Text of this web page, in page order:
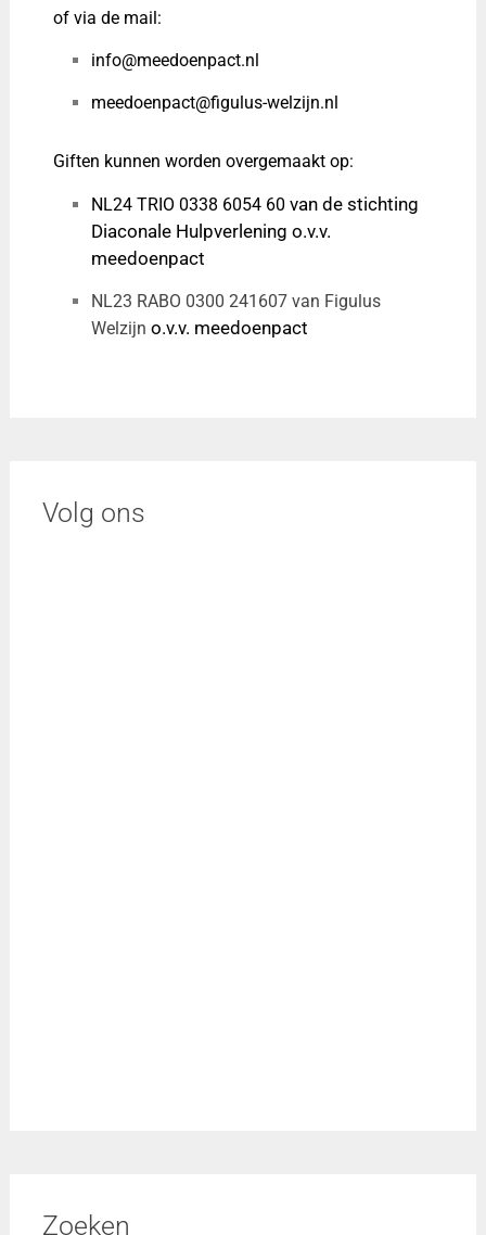
of via de mail:
info@meedoenpact.nl
meedoenpact@figulus-welzijn.nl
Giften kunnen worden overgemaakt op:
NL24 TRIO 0338 6054 60 van de stichting
Diaconale Hulpverlening o.v.v.
meedoenpact
NL23 RABO 0300 241607 van Figulus
Welzijn o.v.v. meedoenpact
Volg ons
Zoeken